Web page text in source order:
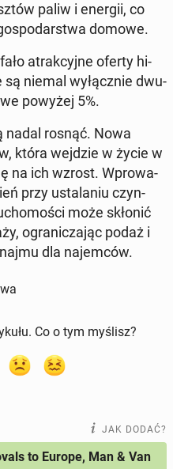
paliw i energii, co
domowe.
atrak­cyj­ne oferty hi­
są niemal wy­łącz­nie dwu­
powyżej 5%.
nadal rosnąć. Nowa
która wejdzie w życie w
na ich wzrost. Wpro­wa­
przy usta­la­niu czyn­
może skłonić
ogra­ni­cza­jąc podaż i
dla na­jem­ców.
Co o tym myślisz?
JAK DODAĆ?
to Europe, Man & Van